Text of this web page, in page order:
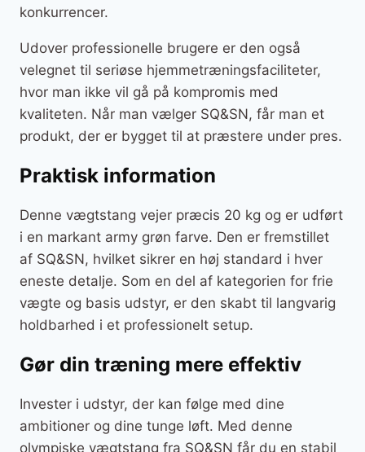
konkurrencer.
Udover professionelle brugere er den også
velegnet til seriøse hjemmetræningsfaciliteter,
hvor man ikke vil gå på kompromis med
kvaliteten. Når man vælger SQ&SN, får man et
produkt, der er bygget til at præstere under pres.
Praktisk information
Denne vægtstang vejer præcis 20 kg og er udført
i en markant army grøn farve. Den er fremstillet
af SQ&SN, hvilket sikrer en høj standard i hver
eneste detalje. Som en del af kategorien for frie
vægte og basis udstyr, er den skabt til langvarig
holdbarhed i et professionelt setup.
Gør din træning mere effektiv
Invester i udstyr, der kan følge med dine
ambitioner og dine tunge løft. Med denne
olympiske vægtstang fra SQ&SN får du en stabil